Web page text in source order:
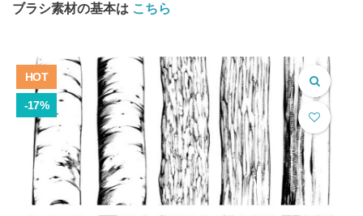
ブラシ素材の基本は こちら
HOT
-17%